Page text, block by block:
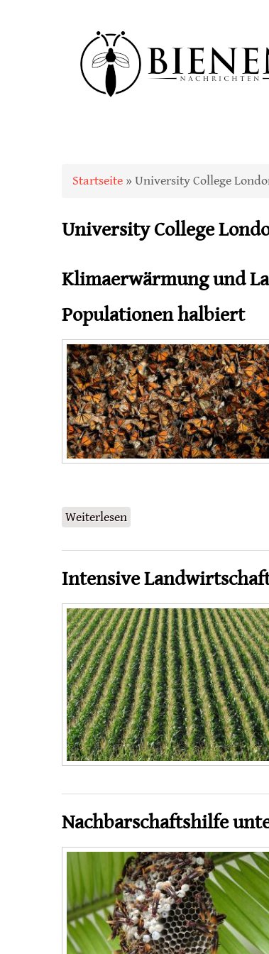
Sie sind hier
Startseite » University College
University College
Klimaerwärmung und
Populationen halbiert
Weiterlesen
Intensive
Nachbarschaftshilfe